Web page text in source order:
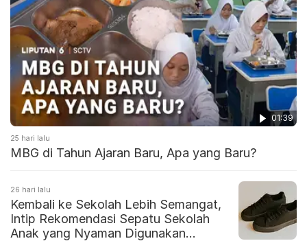
01:39
25 hari lalu
MBG di Tahun Ajaran Baru, Apa yang Baru?
26 hari lalu
Kembali ke Sekolah Lebih Semangat,
Intip Rekomendasi Sepatu Sekolah
Anak yang Nyaman Digunakan